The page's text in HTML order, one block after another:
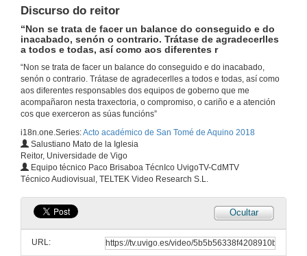
Discurso do reitor
“Non se trata de facer un balance do conseguido e do
inacabado, senón o contrario. Trátase de agradecerlles
a todos e todas, así como aos diferentes r
“Non se trata de facer un balance do conseguido e do inacabado,
senón o contrario. Trátase de agradecerlles a todos e todas, así como
aos diferentes responsables dos equipos de goberno que me
acompañaron nesta traxectoria, o compromiso, o cariño e a atención
cos que exerceron as súas funcións”
i18n.one.Series:Acto académico de San Tomé de Aquino 2018
Salustiano Mato de la Iglesia
Reitor, Universidade de Vigo
Equipo técnico Paco Brisaboa TécnIco UvigoTV-CdMTV
Técnico Audiovisual, TELTEK Video Research S.L.
Ocultar
URL:
Na celebración do seu patrón, a Universidade entregou preto de 80 premios ao alumnado
29 de xan. de 2018